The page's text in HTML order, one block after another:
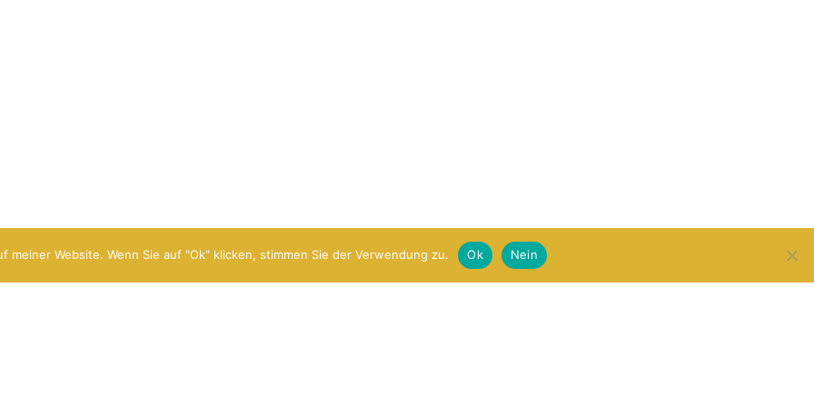
meiner Website. Wenn Sie auf "Ok" klicken, stimmen Sie der Verwendung zu. Ok Nein